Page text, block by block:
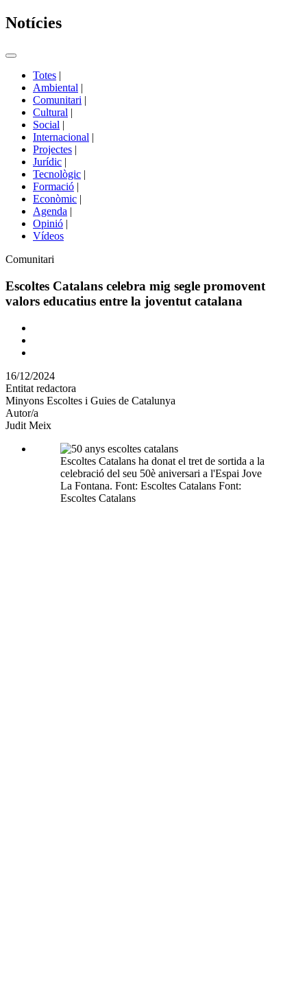
Notícies
Commutador
portals
Totes |
Ambiental |
Comunitari |
Cultural |
Social |
Internacional |
Projectes |
Jurídic |
Tecnològic |
Formació |
Econòmic |
Agenda |
Opinió |
Vídeos
Àmbit
la
notícia
Comunitari
Escoltes Catalans celebra mig segle promovent
valors educatius entre la joventut catalana
Comparteix
altres
xarxes
socials
16/12/2024
Entitat redactora
Minyons Escoltes i Guies de Catalunya
Autor/a
Judit Meix
Escoltes Catalans ha donat el tret de sortida a la
celebració del seu 50è aniversari a l'Espai Jove
La Fontana. Font: Escoltes Catalans Font:
Escoltes Catalans